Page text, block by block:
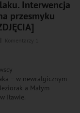
Interwencja
przesmyku
– w newralgicznym
a Małym
Iławie.